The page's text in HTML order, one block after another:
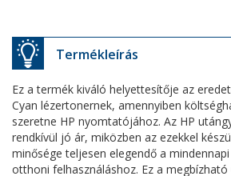
Termékleírás
Ez a termék kiváló helyettesítője az
Cyan lézertonernek, amennyiben
szeretne HP nyomtatójához. Az HP
rendkívül jó ár, miközben az ezekkel
minősége teljesen elegendő a
otthoni felhasználáshoz. Ez a